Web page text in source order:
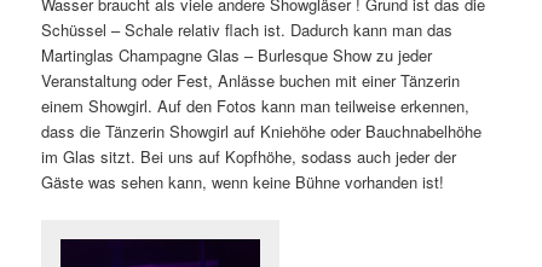
Schüssel – Schale relativ flach ist. Dadurch kann man das
Martinglas Champagne Glas – Burlesque Show zu jeder
Veranstaltung oder Fest, Anlässe buchen mit einer Tänzerin
einem Showgirl. Auf den Fotos kann man teilweise erkennen,
dass die Tänzerin Showgirl auf Kniehöhe oder Bauchnabelhöhe
im Glas sitzt. Bei uns auf Kopfhöhe, sodass auch jeder der
Gäste was sehen kann, wenn keine Bühne vorhanden ist!